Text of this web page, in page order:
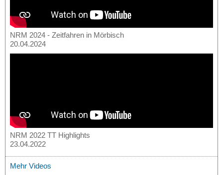
NRM 2024 - Zeitfahren in Mörbisch
20.04.2024
NRM 2022 TT Highlights
23.04.2022
Mehr Videos